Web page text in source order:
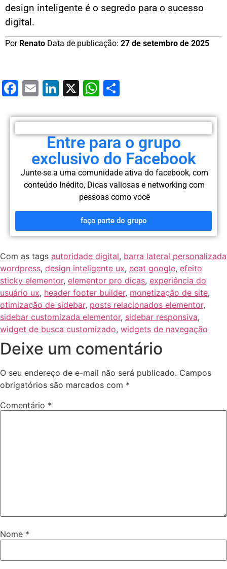
design inteligente é o segredo para o sucesso
digital.
Por Renato Data de publicação: 27 de setembro de 2025
Facebook
EmailLinkedIn
X WhatsApp
Entre para o grupo
exclusivo do Facebook
Junte-se a uma comunidade ativa do facebook, com
conteúdo Inédito, Dicas valiosas e networking com
pessoas como você
faça parte do grupo
Com as tags autoridade digital, barra lateral personalizada
wordpress, design inteligente ux, eeat google, efeito
sticky elementor, elementor pro dicas, experiência do
usuário ux, header footer builder, monetização de site,
otimização de sidebar, posts relacionados elementor,
sidebar customizada elementor, sidebar responsiva,
widget de busca customizado, widgets de navegação
Deixe um comentário
O seu endereço de e-mail não será publicado. Campos
obrigatórios são marcados com *
Comentário *
Nome *